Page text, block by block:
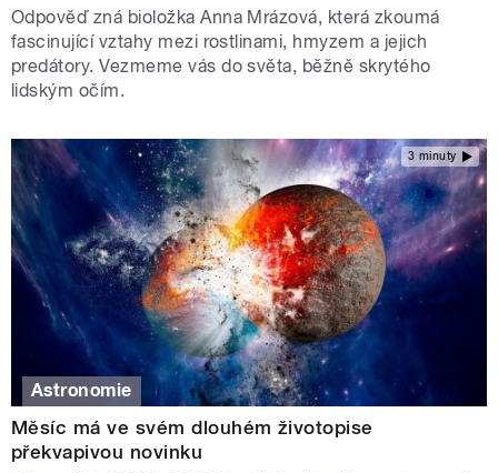
Odpověď zná bioložka Anna Mrázová, která zkoumá
fascinující vztahy mezi rostlinami, hmyzem a jejich
predátory. Vezmeme vás do světa, běžně skrytého
lidským očím.
3 minuty
Astronomie
Měsíc má ve svém dlouhém životopise
překvapivou novinku